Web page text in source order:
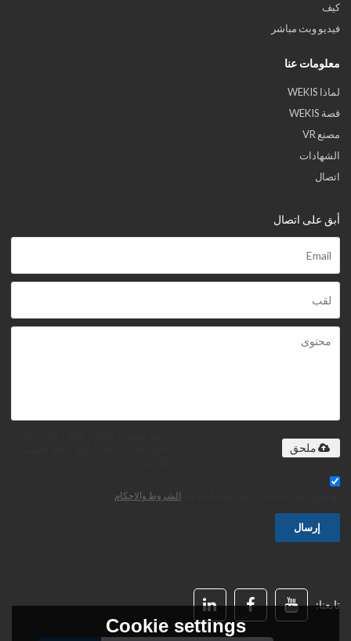
كيف
فيديو وبث مباشر
معلومات عنا
لماذا WEKIS
قصة WEKIS
مصنع VR
الشهادات
اتصال
أبق على اتصال
ملحق
الشروط والاحكام
إرسال
تابعنا:
Cookie settings